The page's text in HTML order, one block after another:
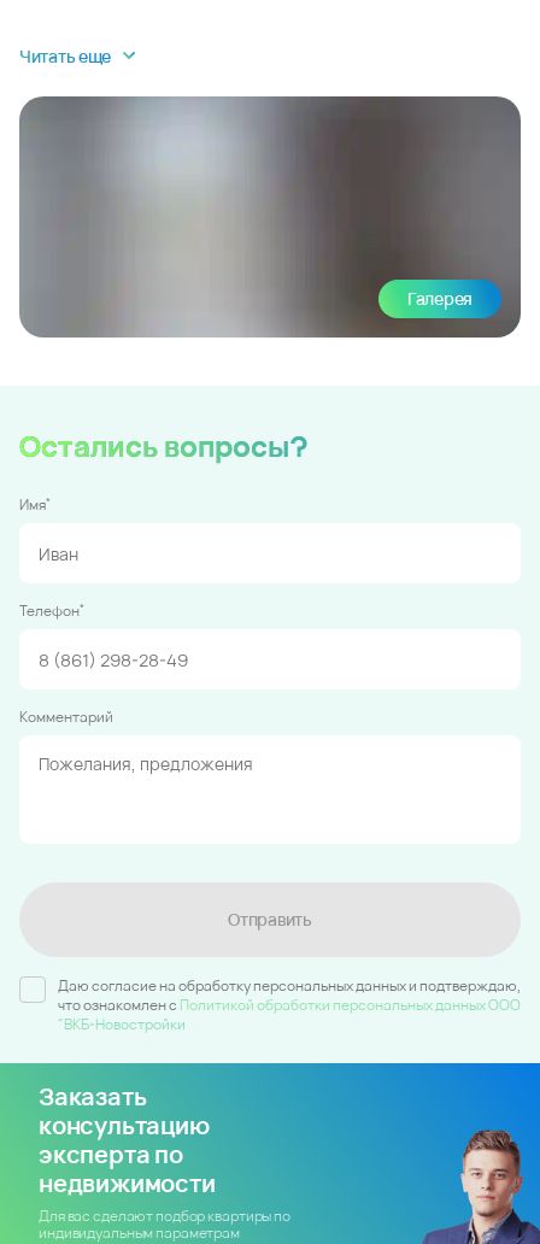
Читать еще
Галерея
Остались вопросы?
Имя*
Телефон*
Комментарий
Отправить
Даю согласие на обработку персональных данных и подтверждаю,
что ознакомлен c Политикой обработки персональных данных ООО
"ВКБ-Новостройки
Заказать
консультацию
эксперта по
недвижимости
Для вас сделают подбор квартиры по
индивидуальным параметрам